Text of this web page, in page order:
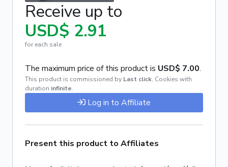
Receive up to
USD$ 2.91
for each sale
The maximum price of this product is USD$ 7.00.
This product is commissioned by Last click, Cookies with
duration infinite.
Log in to Affiliate
Present this product to Affiliates